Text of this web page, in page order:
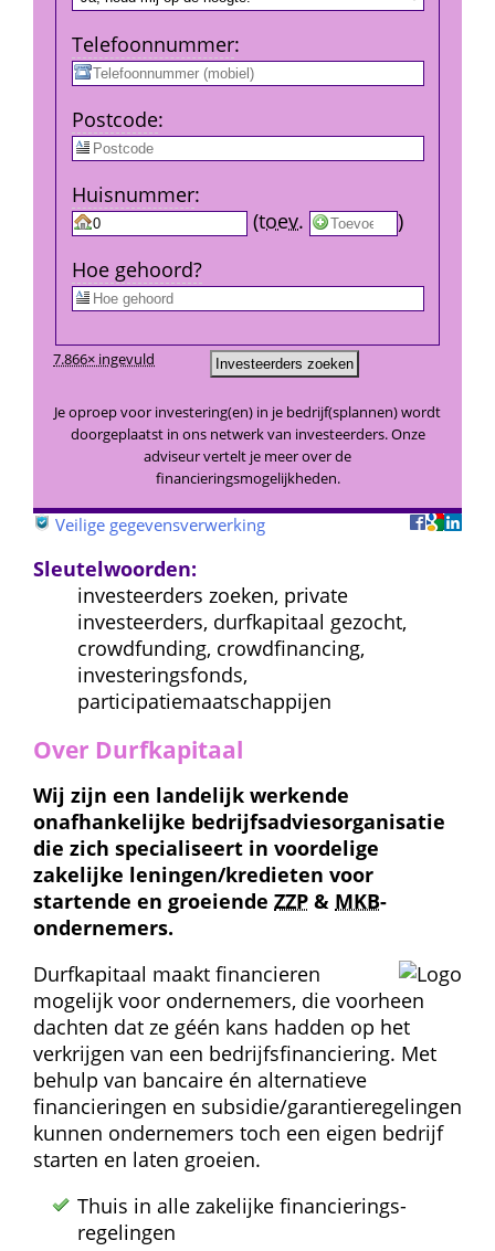
7.866× ingevuld
Je oproep voor investering(en) in je bedrijf(splannen) wordt
doorgeplaatst in ons netwerk van investeerders. Onze
adviseur vertelt je meer over de
financieringsmogelijkheden.
Telefoon­nummer:
Post­code:
Huis­nummer:
(toev.
)
Hoe gehoord?
Veilige gegevensverwerking
Sleutelwoorden:
investeerders zoeken, private
investeerders, durfkapitaal gezocht,
crowdfunding, crowdfinancing,
investeringsfonds,
participatiemaatschappijen
Over Durfkapitaal
Wij zijn een landelijk werkende
onafhankelijke bedrijfs­advies­organisatie
die zich specialiseert in voordelige
zakelijke leningen/kredieten voor
startende en groeiende ZZP & MKB-
ondernemers.
Durfkapitaal maakt financieren
mogelijk voor ondernemers, die voorheen
dachten dat ze géén kans hadden op het
verkrijgen van een bedrijfs­financiering. Met
behulp van bancaire én alternatieve
financieringen en subsidie/garantie­regelingen
kunnen ondernemers toch een eigen bedrijf
starten en laten groeien.
Thuis in alle zakelijke financierings­
regelingen